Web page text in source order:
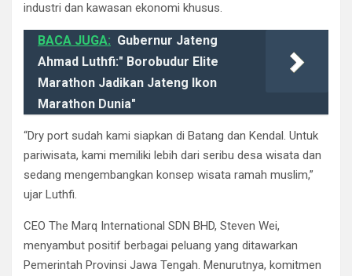
industri dan kawasan ekonomi khusus.
BACA JUGA: Gubernur Jateng
Ahmad Luthfi:" Borobudur Elite
Marathon Jadikan Jateng Ikon
Marathon Dunia"
“Dry port sudah kami siapkan di Batang dan Kendal. Untuk
pariwisata, kami memiliki lebih dari seribu desa wisata dan
sedang mengembangkan konsep wisata ramah muslim,”
ujar Luthfi.
CEO The Marq International SDN BHD, Steven Wei,
menyambut positif berbagai peluang yang ditawarkan
Pemerintah Provinsi Jawa Tengah. Menurutnya, komitmen